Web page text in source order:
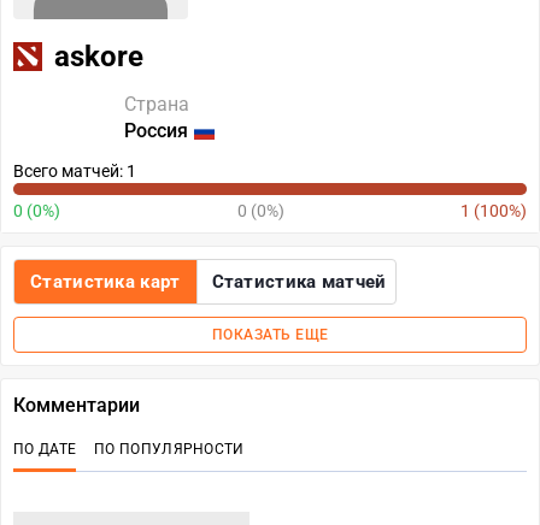
askore
Страна
Россия
Всего матчей: 1
0 (0%) 0 (0%) 1 (100%)
Статистика карт Статистика матчей
ПОКАЗАТЬ ЕЩЕ
Комментарии
ПО ДАТЕ ПО ПОПУЛЯРНОСТИ